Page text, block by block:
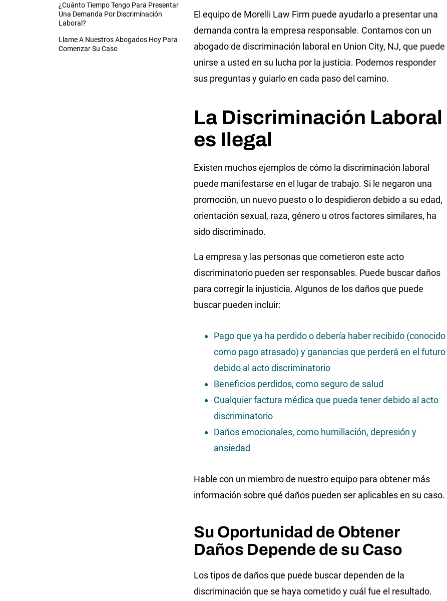
¿Cuánto Tiempo Tengo Para Presentar
Una Demanda Por Discriminación
Laboral?
Llame A Nuestros Abogados Hoy Para
Comenzar Su Caso
El equipo de Morelli Law Firm puede ayudarlo a presentar una
demanda contra la empresa responsable. Contamos con un
abogado de discriminación laboral en Union City, NJ, que puede
unirse a usted en su lucha por la justicia. Podemos responder
sus preguntas y guiarlo en cada paso del camino.
La Discriminación Laboral
es Ilegal
Existen muchos ejemplos de cómo la discriminación laboral
puede manifestarse en el lugar de trabajo. Si le negaron una
promoción, un nuevo puesto o lo despidieron debido a su edad,
orientación sexual, raza, género u otros factores similares, ha
sido discriminado.
La empresa y las personas que cometieron este acto
discriminatorio pueden ser responsables. Puede buscar daños
para corregir la injusticia. Algunos de los daños que puede
buscar pueden incluir:
Pago que ya ha perdido o debería haber recibido (conocido
como pago atrasado) y ganancias que perderá en el futuro
debido al acto discriminatorio
Beneficios perdidos, como seguro de salud
Cualquier factura médica que pueda tener debido al acto
discriminatorio
Daños emocionales, como humillación, depresión y
ansiedad
Hable con un miembro de nuestro equipo para obtener más
información sobre qué daños pueden ser aplicables en su caso.
Su Oportunidad de Obtener
Daños Depende de su Caso
Los tipos de daños que puede buscar dependen de la
discriminación que se haya cometido y cuál fue el resultado.